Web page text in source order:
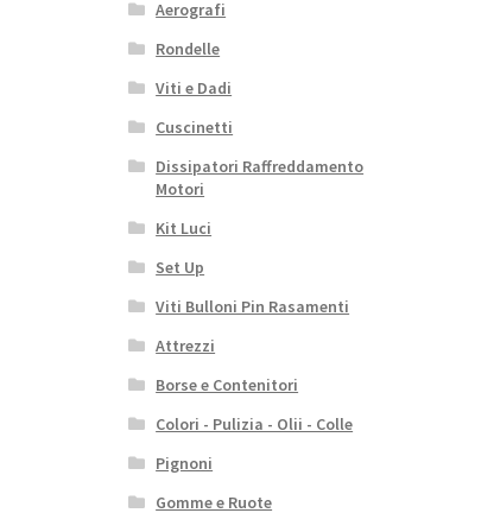
Aerografi
Rondelle
Viti e Dadi
Cuscinetti
Dissipatori Raffreddamento
Motori
Kit Luci
Set Up
Viti Bulloni Pin Rasamenti
Attrezzi
Borse e Contenitori
Colori - Pulizia - Olii - Colle
Pignoni
Gomme e Ruote